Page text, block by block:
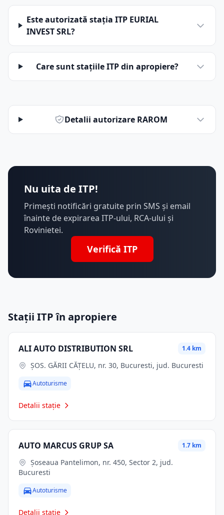
Este autorizată stația ITP EURIAL
INVEST SRL?
Care sunt stațiile ITP din apropiere?
Detalii autorizare RAROM
Nu uita de ITP!
Primești notificări gratuite prin SMS și email
înainte de expirarea ITP-ului, RCA-ului și
Rovinietei.
Verifică ITP
Stații ITP în apropiere
ALI AUTO DISTRIBUTION SRL 1.4 km
ŞOS. GĂRII CĂŢELU, nr. 30, Bucuresti, jud. Bucuresti
Autoturisme
Detalii stație
AUTO MARCUS GRUP SA 1.7 km
Bucuresti
Autoturisme
Detalii stație